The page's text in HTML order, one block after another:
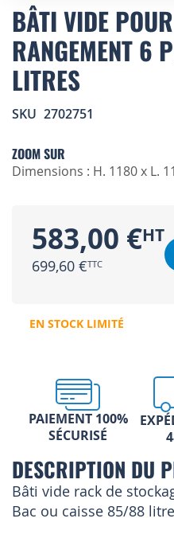
to
the
beginning
of
the
images
BÂTI VIDE
RANGEMENT 6
LITRES
SKU 2702751
ZOOM SUR
Dimensions : H. 1180 x L.
583,00 €
699,60 €
EN STOCK LIMITÉ
PAIEMENT 100%
SÉCURISÉ
DESCRIPTION DU
Bâti vide rack de
Bac ou caisse 85/88